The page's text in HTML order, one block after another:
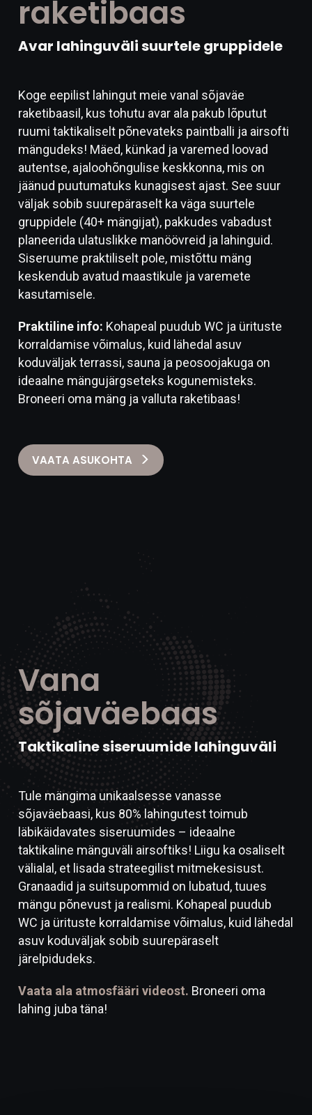
raketibaas
Avar lahinguväli suurtele gruppidele
Koge eepilist lahingut meie vanal sõjaväe
raketibaasil, kus tohutu avar ala pakub lõputut
ruumi taktikaliselt põnevateks paintballi ja airsofti
mängudeks! Mäed, künkad ja varemed loovad
autentse, ajaloohõngulise keskkonna, mis on
jäänud puutumatuks kunagisest ajast. See suur
väljak sobib suurepäraselt ka väga suurtele
gruppidele (40+ mängijat), pakkudes vabadust
planeerida ulatuslikke manöövreid ja lahinguid.
Siseruume praktiliselt pole, mistõttu mäng
keskendub avatud maastikule ja varemete
kasutamisele.
Praktiline info: Kohapeal puudub WC ja ürituste
korraldamise võimalus, kuid lähedal asuv
koduväljak terrassi, sauna ja peosoojakuga on
ideaalne mängujärgseteks kogunemisteks.
Broneeri oma mäng ja valluta raketibaas!
VAATA ASUKOHTA
Vana
sõjaväebaas
Taktikaline siseruumide lahinguväli
Tule mängima unikaalsesse vanasse
sõjaväebaasi, kus 80% lahingutest toimub
läbikäidavates siseruumides – ideaalne
taktikaline mänguväli airsoftiks! Liigu ka osaliselt
välialal, et lisada strateegilist mitmekesisust.
Granaadid ja suitsupommid on lubatud, tuues
mängu põnevust ja realismi. Kohapeal puudub
WC ja ürituste korraldamise võimalus, kuid lähedal
asuv koduväljak sobib suurepäraselt
järelpidudeks.
Vaata ala atmosfääri videost. Broneeri oma
lahing juba täna!